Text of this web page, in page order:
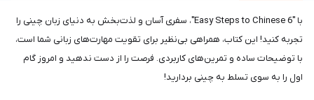
با "Easy Steps to Chinese 6"، سفری آسان و لذت‌بخش به دنیای زبان چینی را
تجربه کنید! این کتاب، همراهی بی‌نظیر برای تقویت مهارت‌های زبانی شما است،
با توضیحات ساده و تمرین‌های کاربردی. فرصت را از دست ندهید و امروز گام
اول را به سوی تسلط به چینی بردارید!